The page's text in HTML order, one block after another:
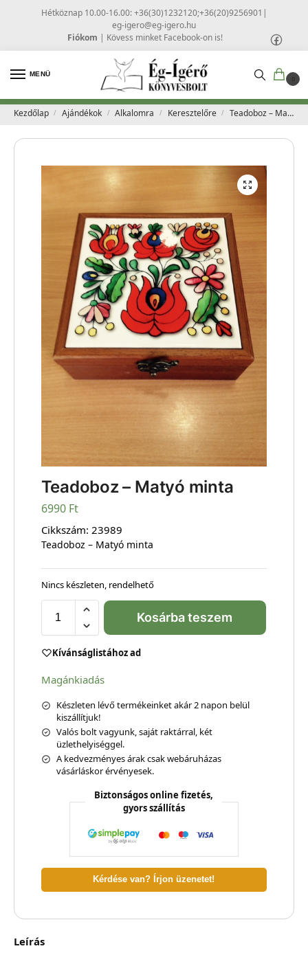
Hétköznap 10.00-16.00: +36(30)1232120;+36(20)9256901 |
eg-igero@eg-igero.hu
Fiókom | Kövess minket Facebook-on is!
MENÜ
0
Kezdőlap / Ajándékok / Alkalomra / Keresztelőre / Teadoboz – Matyó minta
Teadoboz – Matyó minta
6990 Ft
Cikkszám: 23989
Teadoboz – Matyó minta
Nincs készleten, rendelhető
Kosárba teszem
Kívánságlistához ad
Magánkiadás
Készleten lévő termékeinket akár 2 napon belül
kiszállítjuk!
Valós bolt vagyunk, saját raktárral, két
üzlethelyiséggel.
A kedvezményes árak csak webáruházas
vásárláskor érvényesek.
Biztonságos online fizetés,
gyors szállítás
Kérdése van? Írjon üzenetet!
Leírás